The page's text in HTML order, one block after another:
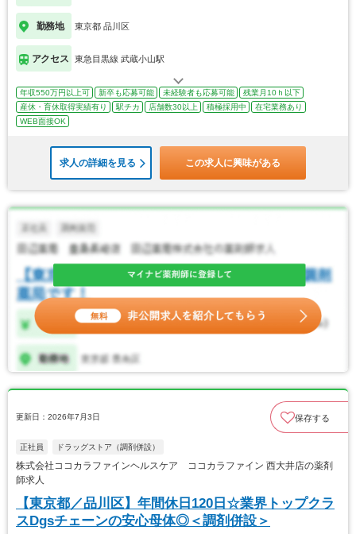
勤務地 東京都 品川区
アクセス 東急目黒線 武蔵小山駅
年収550万円以上可 新卒も応募可能 未経験者も応募可能
残業月10ｈ以下
産休・育休取得実績有り
駅チカ 店舗数30以上 積極採用中
在宅業務あり
WEB面接OK
求人の詳細を見る この求人に興味がある
更新日：2026年7月3日 保存する
正社員 ドラッグストア（調剤併設）
株式会社ココカラファインヘルスケア ココカラファイン 西大井店の薬剤
師求人
【東京都／品川区】年間休日120日☆業界トップクラ
スDgsチェーンの安心母体◎＜調剤併設＞